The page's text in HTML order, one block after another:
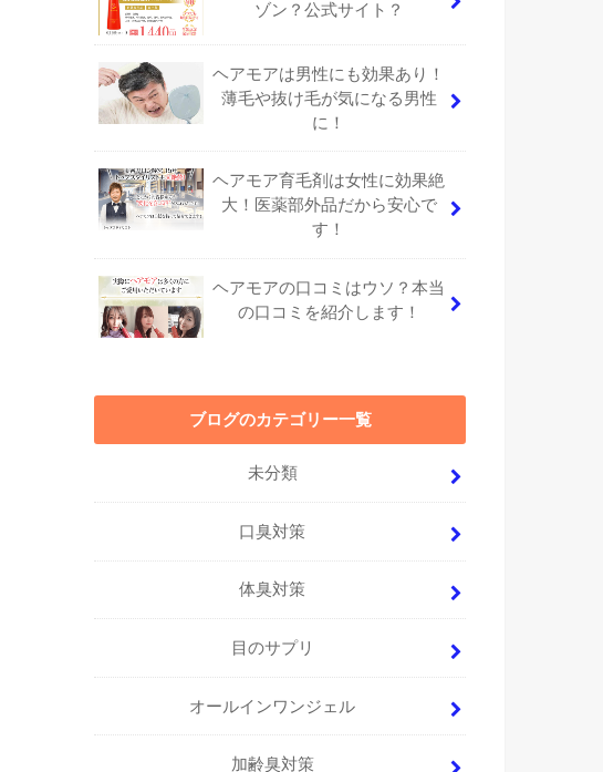
ゾン？公式サイト？
ヘアモアは男性にも効果あり！
薄毛や抜け毛が気になる男性
に！
ヘアモア育毛剤は女性に効果絶
大！医薬部外品だから安心で
す！
ヘアモアの口コミはウソ？本当
の口コミを紹介します！
ブログのカテゴリー一覧
未分類
口臭対策
体臭対策
目のサプリ
オールインワンジェル
加齢臭対策